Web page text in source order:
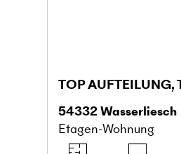
54332Wasserliesch
Etagen-Wohnung